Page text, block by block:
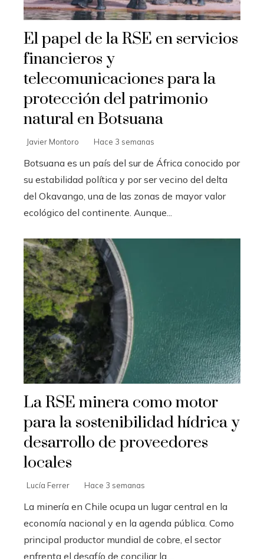
El papel de la RSE en servicios
financieros y
telecomunicaciones para la
protección del patrimonio
natural en Botsuana
Javier Montoro Hace 3 semanas
Botsuana es un país del sur de África conocido por
su estabilidad política y por ser vecino del delta
del Okavango, una de las zonas de mayor valor
ecológico del continente. Aunque...
La RSE minera como motor
para la sostenibilidad hídrica y
desarrollo de proveedores
locales
Lucía Ferrer Hace 3 semanas
La minería en Chile ocupa un lugar central en la
economía nacional y en la agenda pública. Como
principal productor mundial de cobre, el sector
enfrenta el desafío de conciliar la ...